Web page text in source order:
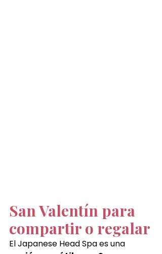
San Valentín para
compartir o regalar
El Japanese Head Spa es una